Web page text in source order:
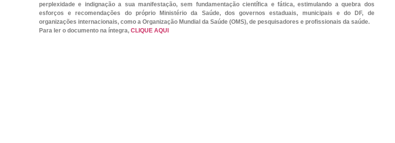
perplexidade e indignação a sua manifestação, sem fundamentação científica e fática, estimulando a quebra dos
esforços e recomendações do próprio Ministério da Saúde, dos governos estaduais, municipais e do DF, de
organizações internacionais, como a Organização Mundial da Saúde (OMS), de pesquisadores e profissionais da saúde.
Para ler o documento na íntegra, CLIQUE AQUI